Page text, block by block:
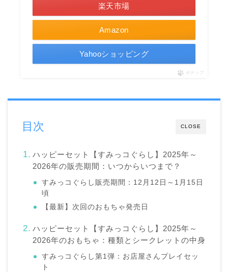
Amazon
楽天市場
Yahooショッピング
ポチップ
CLOSE
目次
ハッピーセット【すみっコぐらし】2025年～
2026年の販売期間：いつからいつまで？
すみっコぐらし販売期間：12月12日～1月15日
頃
【最新】次回のおもちゃ発売日
ハッピーセット【すみっコぐらし】2025年～
2026年のおもちゃ：種類とシークレットの中身
すみっコぐらし第1弾：お店屋さんプレイセッ
ト